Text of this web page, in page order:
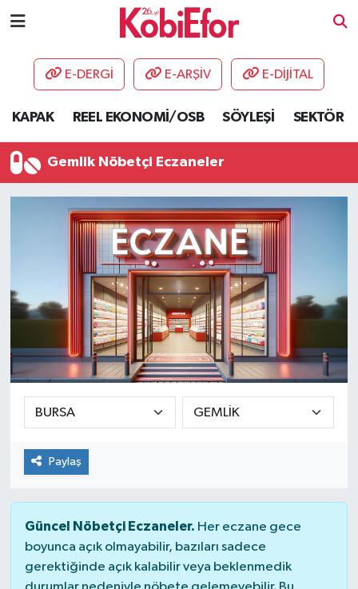
E-DERGİ E-ARŞİV E-DİJİTAL
KAPAK REEL EKONOMİ/OSB SÖYLEŞİ SEKTÖR
Gemlik Nöbetçi Eczaneler
Paylaş
Güncel Nöbetçi Eczaneler. Her eczane gece
boyunca açık olmayabilir, bazıları sadece
gerektiğinde açık kalabilir veya beklenmedik
AKADEMİ
DESTEK-TEŞVİK
ETKİNLİK
GÜNCEL
HABERLER
KAPAK
OSB
SEKTÖR
ŞİRKET PANO
SÖYLEŞİ
YAŞAM